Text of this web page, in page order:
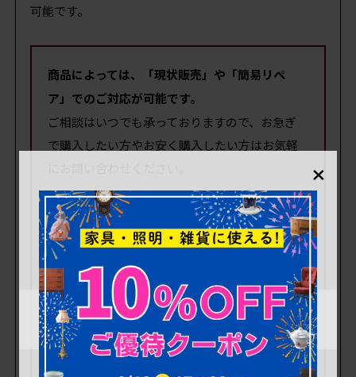
可能です。
商品によっては、「現状販売」や「簡易リペ
ア」でのご対応が可能です。
ご相談はいつでも承っておりますので、お急ぎ
で購入したい方やお安く購入したい方はお気軽
● 現状販売: リペアを行わず、現状のまま最
短で出荷いたします。
● 簡易リペア: 清掃と可動部調整のみ行いま
す。
(現状販売・簡易リペアの詳細はこちら
※現状販売では、安価でご提供するために
状態の
×